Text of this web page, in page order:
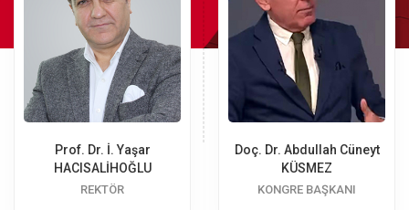
Prof. Dr. İ. Yaşar
HACISALİHOĞLU
REKTÖR
Doç. Dr. Abdullah Cüneyt
KÜSMEZ
KONGRE BAŞKANI